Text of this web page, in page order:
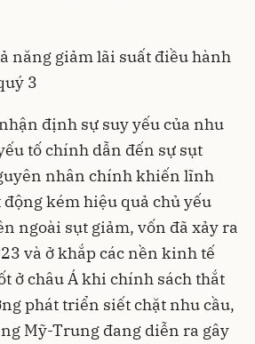
năng giảm lãi suất điều hành
3
định sự suy yếu của nhu
tố chính dẫn đến sự sụt
nhân chính khiến lĩnh
kém hiệu quả chủ yếu
ngoài sụt giảm, vốn đã xảy ra
và ở khắp các nền kinh tế
ở châu Á khi chính sách thắt
phát triển siết chặt nhu cầu,
Mỹ-Trung đang diễn ra gây